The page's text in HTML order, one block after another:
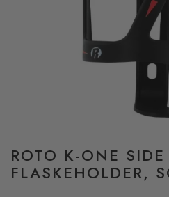
ROTO K-ONE SIDE
FLASKEHOLDER,